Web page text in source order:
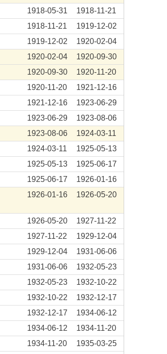
1918-05-31
1918-11-21
1918-11-21
1919-12-02
1919-12-02
1920-02-04
1920-02-04
1920-09-30
1920-09-30
1920-11-20
1920-11-20
1921-12-16
1921-12-16
1923-06-29
1923-06-29
1923-08-06
1923-08-06
1924-03-11
1924-03-11
1925-05-13
1925-05-13
1925-06-17
1925-06-17
1926-01-16
1926-01-16 1926-05-20
1926-05-20
1927-11-22
1927-11-22
1929-12-04
1929-12-04
1931-06-06
1931-06-06
1932-05-23
1932-05-23
1932-10-22
1932-10-22
1932-12-17
1932-12-17
1934-06-12
1934-06-12
1934-11-20
1934-11-20
1935-03-25